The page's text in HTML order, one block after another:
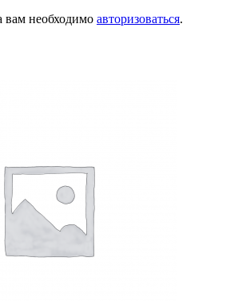
вам необходимо авторизоваться.